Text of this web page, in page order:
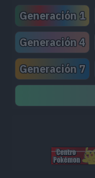
Generación 1
Generación 4
Generación 7